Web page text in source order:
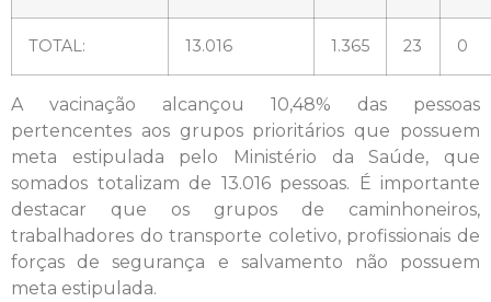
TOTAL: 13.016 1.365 23 0
A vacinação alcançou 10,48% das pessoas
pertencentes aos grupos prioritários que possuem
meta estipulada pelo Ministério da Saúde, que
somados totalizam de 13.016 pessoas. É importante
destacar que os grupos de caminhoneiros,
trabalhadores do transporte coletivo, profissionais de
forças de segurança e salvamento não possuem
meta estipulada.